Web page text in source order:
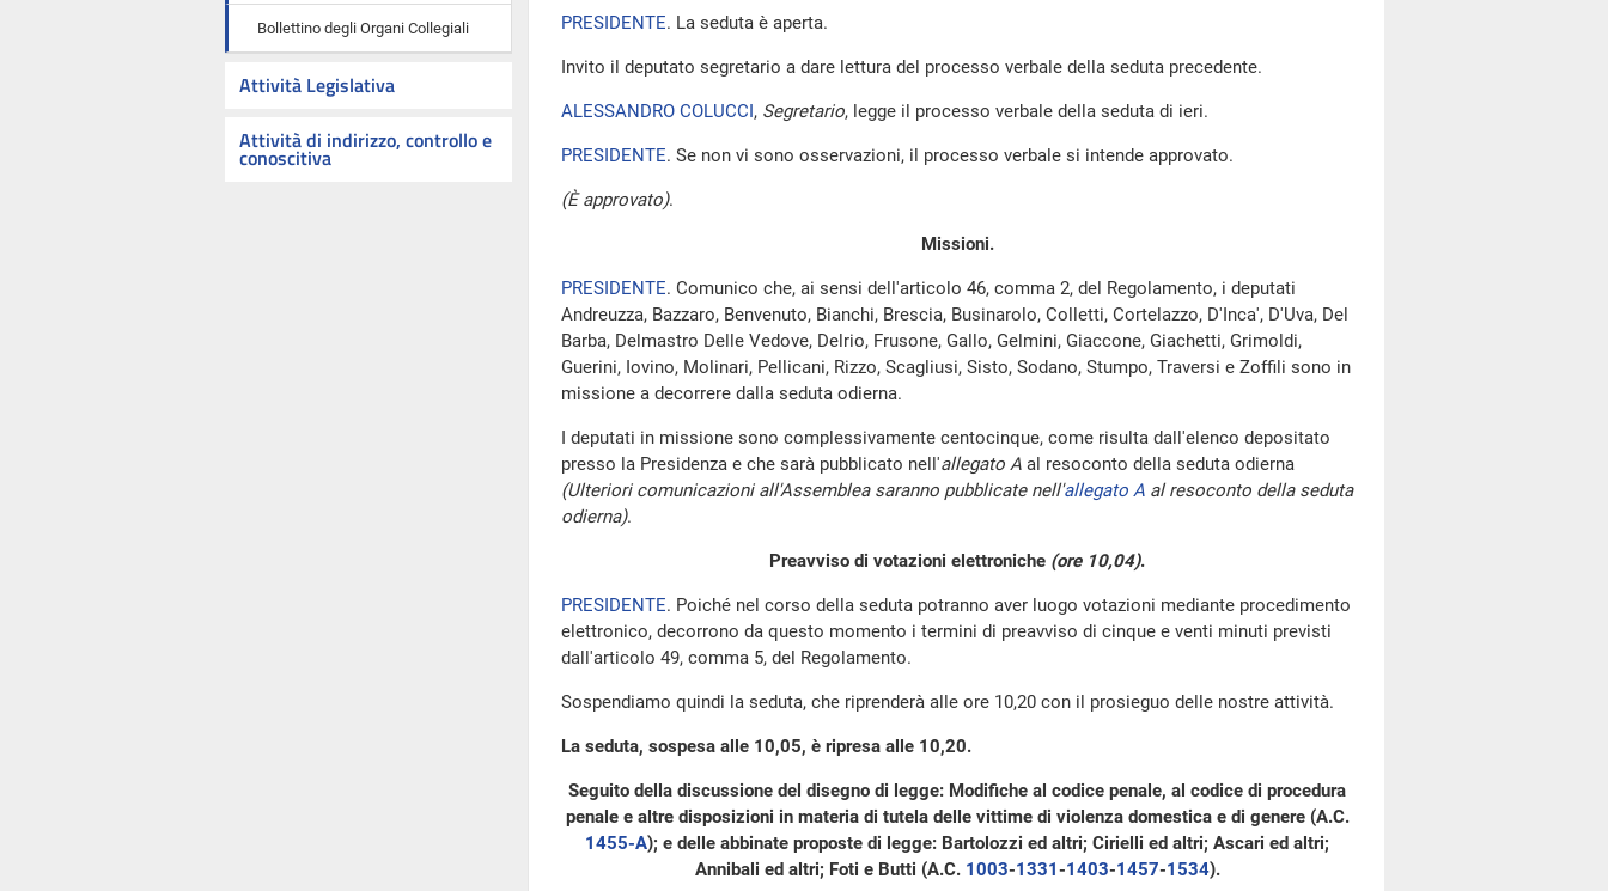
Bollettino degli Organi Collegiali
Attività Legislativa
Attività di indirizzo, controllo e
conoscitiva
PRESIDENTE. La seduta è aperta.
Invito il deputato segretario a dare lettura del processo verbale della seduta precedente.
ALESSANDRO COLUCCI, Segretario, legge il processo verbale della seduta di ieri.
PRESIDENTE. Se non vi sono osservazioni, il processo verbale si intende approvato.
(È approvato).
Missioni.
PRESIDENTE. Comunico che, ai sensi dell'articolo 46, comma 2, del Regolamento, i deputati
Andreuzza, Bazzaro, Benvenuto, Bianchi, Brescia, Businarolo, Colletti, Cortelazzo, D'Inca', D'Uva, Del
Barba, Delmastro Delle Vedove, Delrio, Frusone, Gallo, Gelmini, Giaccone, Giachetti, Grimoldi,
Guerini, Iovino, Molinari, Pellicani, Rizzo, Scagliusi, Sisto, Sodano, Stumpo, Traversi e Zoffili sono in
missione a decorrere dalla seduta odierna.
I deputati in missione sono complessivamente centocinque, come risulta dall'elenco depositato
presso la Presidenza e che sarà pubblicato nell'allegato A al resoconto della seduta odierna
(Ulteriori comunicazioni all'Assemblea saranno pubblicate nell'allegato A al resoconto della seduta
odierna).
Preavviso di votazioni elettroniche (ore 10,04).
PRESIDENTE. Poiché nel corso della seduta potranno aver luogo votazioni mediante procedimento
elettronico, decorrono da questo momento i termini di preavviso di cinque e venti minuti previsti
dall'articolo 49, comma 5, del Regolamento.
Sospendiamo quindi la seduta, che riprenderà alle ore 10,20 con il prosieguo delle nostre attività.
La seduta, sospesa alle 10,05, è ripresa alle 10,20.
Seguito della discussione del disegno di legge: Modifiche al codice penale, al codice di procedura
penale e altre disposizioni in materia di tutela delle vittime di violenza domestica e di genere (A.C.
1455-A); e delle abbinate proposte di legge: Bartolozzi ed altri; Cirielli ed altri; Ascari ed altri;
Annibali ed altri; Foti e Butti (A.C. 1003-1331-1403-1457-1534).